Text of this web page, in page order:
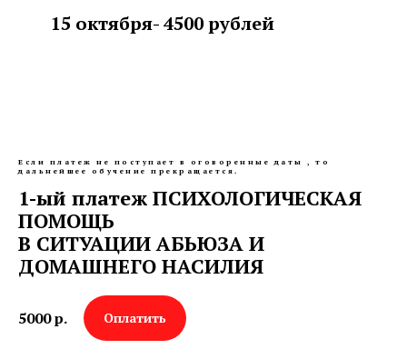
15 октября- 4500 рублей
Если платеж не поступает в оговоренные даты , то
дальнейшее обучение прекращается.
1-ый платеж ПСИХОЛОГИЧЕСКАЯ
ПОМОЩЬ
В СИТУАЦИИ АБЬЮЗА И
ДОМАШНЕГО НАСИЛИЯ
5000р. Оплатить